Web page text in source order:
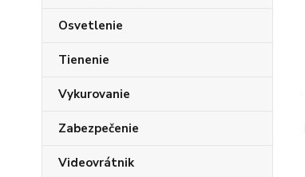
Osvetlenie
Tienenie
Vykurovanie
Zabezpečenie
Videovrátnik